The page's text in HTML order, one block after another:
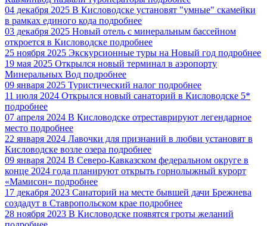
04 декабря 2025 В Кисловодске установят "умные" скамейки
в рамках единого кода подробнее
03 декабря 2025 Новый отель с минеральным бассейном
откроется в Кисловодске подробнее
25 ноября 2025 Экскурсионные туры на Новый год подробнее
19 мая 2025 Открылся новый терминал в аэропорту
Минеральных Вод подробнее
09 января 2025 Туристический налог подробнее
11 июля 2024 Открылся новый санаторий в Кисловодске 5*
подробнее
07 апреля 2024 В Кисловодске отреставрируют легендарное
место подробнее
22 января 2024 Лавочки для признаний в любви установят в
Кисловодске возле озера подробнее
09 января 2024 В Северо-Кавказском федеральном округе в
конце 2024 года планируют открыть горнолыжный курорт
«Мамисон» подробнее
17 декабря 2023 Санаторий на месте бывшей дачи Брежнева
создадут в Ставропольском крае подробнее
28 ноября 2023 В Кисловодске появятся гроты желаний